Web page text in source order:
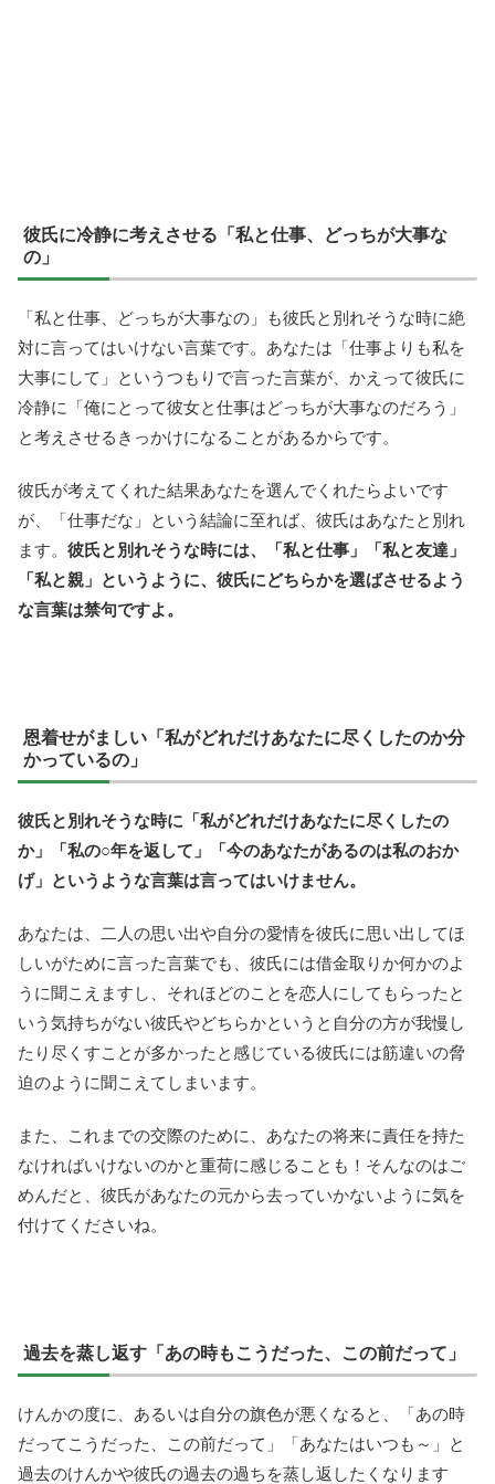
彼氏に冷静に考えさせる「私と仕事、どっちが大事な
の」
「私と仕事、どっちが大事なの」も彼氏と別れそうな時に絶
対に言ってはいけない言葉です。あなたは「仕事よりも私を
大事にして」というつもりで言った言葉が、かえって彼氏に
冷静に「俺にとって彼女と仕事はどっちが大事なのだろう」
と考えさせるきっかけになることがあるからです。
彼氏が考えてくれた結果あなたを選んでくれたらよいです
が、「仕事だな」という結論に至れば、彼氏はあなたと別れ
ます。 彼氏と別れそうな時には、「私と仕事」「私と友達」
「私と親」というように、彼氏にどちらかを選ばさせるよう
な言葉は禁句ですよ。
恩着せがましい「私がどれだけあなたに尽くしたのか分
かっているの」
彼氏と別れそうな時に「私がどれだけあなたに尽くしたの
か」「私の○年を返して」「今のあなたがあるのは私のおか
げ」というような言葉は言ってはいけません。
あなたは、二人の思い出や自分の愛情を彼氏に思い出してほ
しいがために言った言葉でも、彼氏には借金取りか何かのよ
うに聞こえますし、それほどのことを恋人にしてもらったと
いう気持ちがない彼氏やどちらかというと自分の方が我慢し
たり尽くすことが多かったと感じている彼氏には筋違いの脅
迫のように聞こえてしまいます。
また、これまでの交際のために、あなたの将来に責任を持た
なければいけないのかと重荷に感じることも！そんなのはご
めんだと、彼氏があなたの元から去っていかないように気を
付けてくださいね。
過去を蒸し返す「あの時もこうだった、この前だって」
けんかの度に、あるいは自分の旗色が悪くなると、「あの時
だってこうだった、この前だって」「あなたはいつも～」と
過去のけんかや彼氏の過去の過ちを蒸し返したくなります